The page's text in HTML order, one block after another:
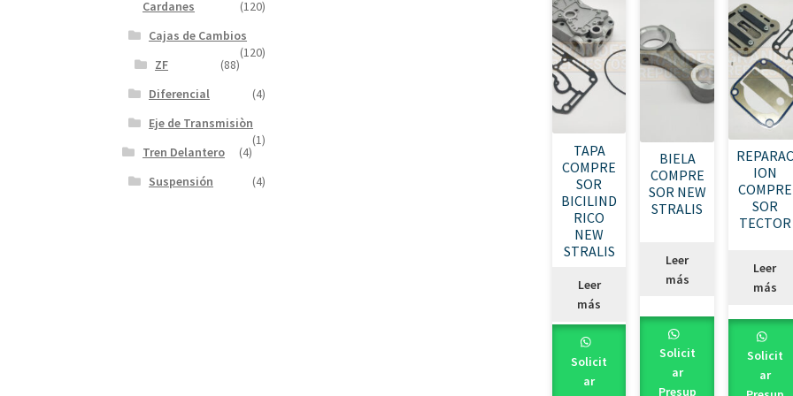
TAPA
COMPRE
SOR
BICILIND
RICO
NEW
STRALIS
Leer
más
Solicit
ar
BIELA
COMPRE
SOR NEW
STRALIS
Leer
más
Solicit
ar
Presup
REPARAC
ION
COMPRE
SOR
TECTOR
Leer
más
Solicit
ar
Cardanes
(120)
Cajas de Cambios
(120)
ZF
(88)
Diferencial
(4)
Eje de Transmisiòn
(1)
Tren Delantero
(4)
Suspensión
(4)